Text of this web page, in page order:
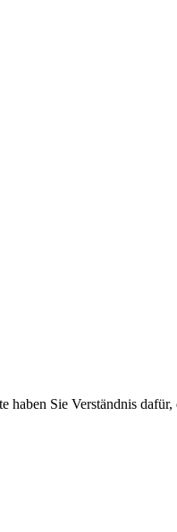
Sie Verständnis